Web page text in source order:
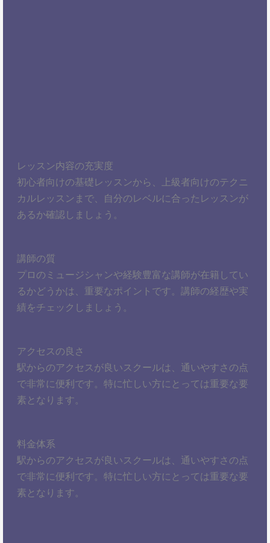
レッスン内容の充実度
初心者向けの基礎レッスンから、上級者向けのテクニ
カルレッスンまで、自分のレベルに合ったレッスンが
あるか確認しましょう。
講師の質
プロのミュージシャンや経験豊富な講師が在籍してい
るかどうかは、重要なポイントです。講師の経歴や実
績をチェックしましょう。
アクセスの良さ
駅からのアクセスが良いスクールは、通いやすさの点
で非常に便利です。特に忙しい方にとっては重要な要
素となります。
料金体系
駅からのアクセスが良いスクールは、通いやすさの点
で非常に便利です。特に忙しい方にとっては重要な要
素となります。